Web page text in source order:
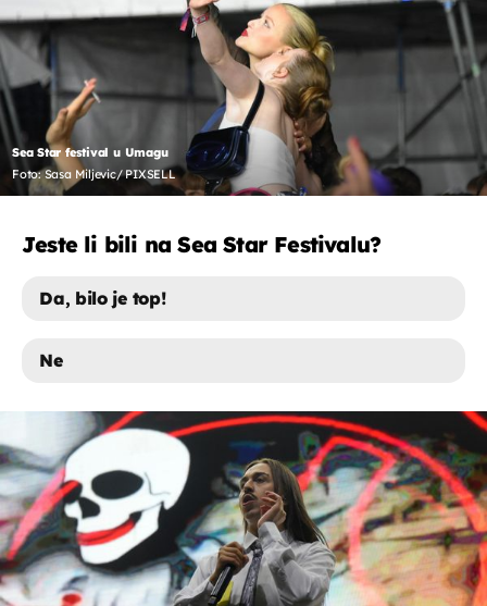
Sea Star festival u Umagu
Foto: Sasa Miljevic/ PIXSELL
Jeste li bili na Sea Star Festivalu?
Da, bilo je top!
Ne
DA, BILO JE TOP!
NE